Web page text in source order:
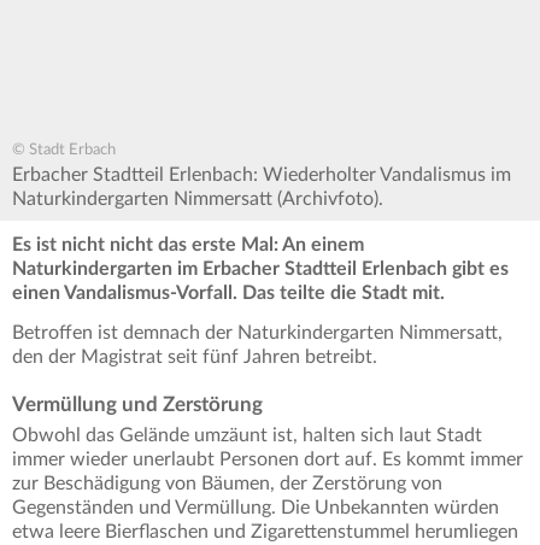
© Stadt Erbach
Erbacher Stadtteil Erlenbach: Wiederholter Vandalismus im
Naturkindergarten Nimmersatt (Archivfoto).
Es ist nicht nicht das erste Mal: An einem
Naturkindergarten im Erbacher Stadtteil Erlenbach gibt es
einen Vandalismus-Vorfall. Das teilte die Stadt mit.
Betroffen ist demnach der Naturkindergarten Nimmersatt,
den der Magistrat seit fünf Jahren betreibt.
Vermüllung und Zerstörung
Obwohl das Gelände umzäunt ist, halten sich laut Stadt
immer wieder unerlaubt Personen dort auf. Es kommt immer
zur Beschädigung von Bäumen, der Zerstörung von
Gegenständen und Vermüllung. Die Unbekannten würden
etwa leere Bierflaschen und Zigarettenstummel herumliegen